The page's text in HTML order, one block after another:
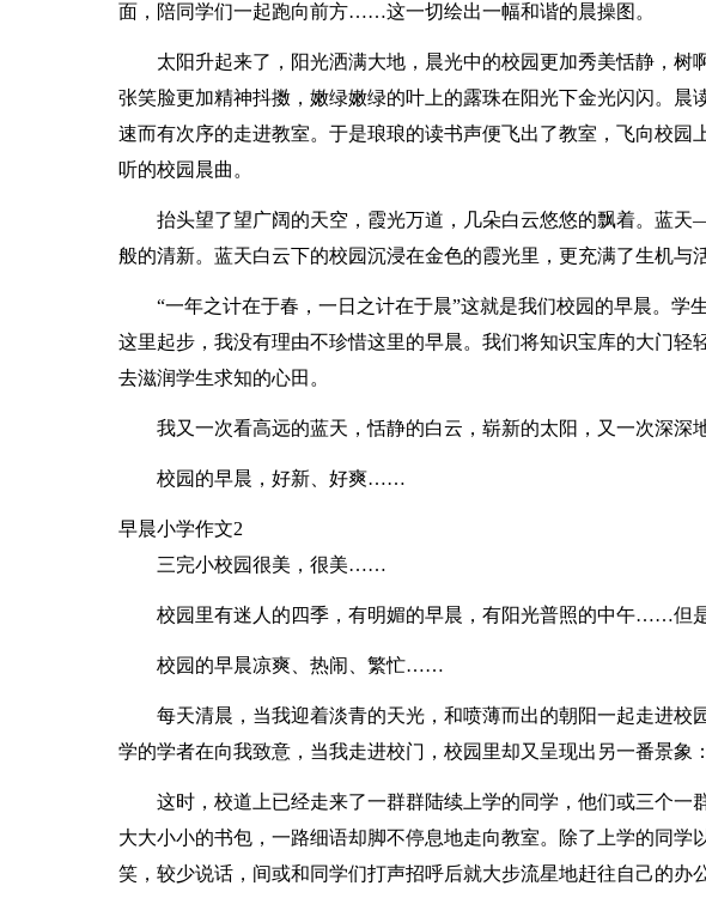
面，陪同学们一起跑向前方……这一切绘出一幅和谐的晨操图。
太阳升起来了，阳光洒满大地，晨光中的校园更加秀美恬静，树
张笑脸更加精神抖擞，嫩绿嫩绿的叶上的露珠在阳光下金光闪闪。晨
速而有次序的走进教室。于是琅琅的读书声便飞出了教室，飞向校园
听的校园晨曲。
抬头望了望广阔的天空，霞光万道，几朵白云悠悠的飘着。蓝
般的清新。蓝天白云下的校园沉浸在金色的霞光里，更充满了生机与活
“一年之计在于春，一日之计在于晨”这就是我们校园的早晨。学
这里起步，我没有理由不珍惜这里的早晨。我们将知识宝库的大门轻
去滋润学生求知的心田。
我又一次看高远的蓝天，恬静的白云，崭新的太阳，又一次深深
校园的早晨，好新、好爽……
早晨小学作文2
三完小校园很美，很美……
校园里有迷人的四季，有明媚的早晨，有阳光普照的中午……但
校园的早晨凉爽、热闹、繁忙……
每天清晨，当我迎着淡青的天光，和喷薄而出的朝阳一起走进校
学的学者在向我致意，当我走进校门，校园里却又呈现出另一番景象：
这时，校道上已经走来了一群群陆续上学的同学，他们或三个一
大大小小的书包，一路细语却脚不停息地走向教室。除了上学的同学
笑，较少说话，间或和同学们打声招呼后就大步流星地赶往自己的办